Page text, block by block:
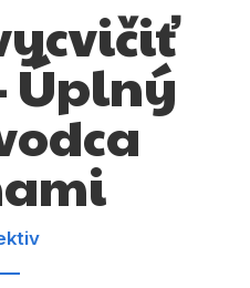
deti
Úplný